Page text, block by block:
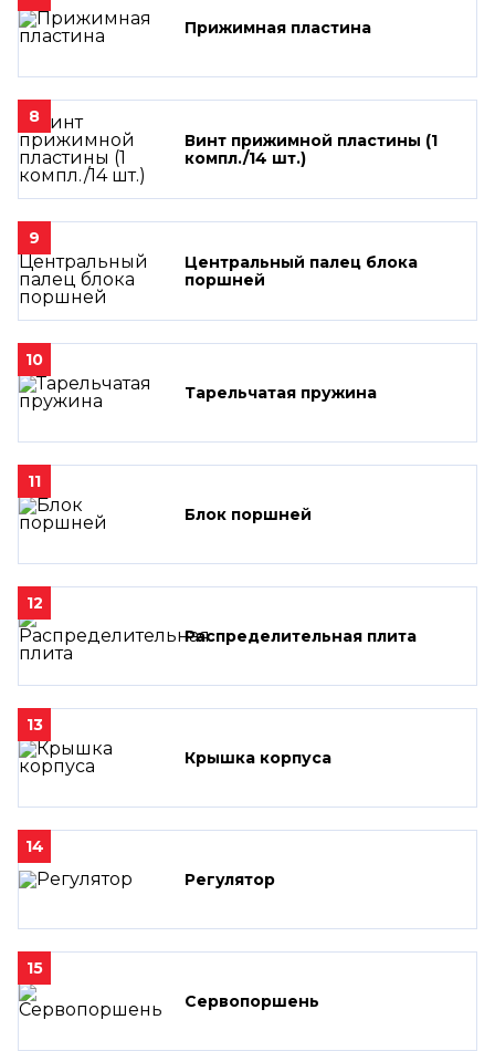
Прижимная пластина
8
Винт прижимной пластины (1
компл./14 шт.)
9
Центральный палец блока
поршней
10
Тарельчатая пружина
11
Блок поршней
12
Распределительная плита
13
Крышка корпуса
14
Регулятор
15
Сервопоршень